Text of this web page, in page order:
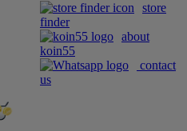
store
finder
about
koin55
contact
us